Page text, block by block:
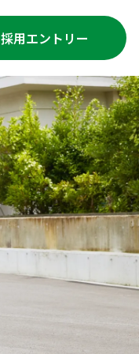
採用エントリー